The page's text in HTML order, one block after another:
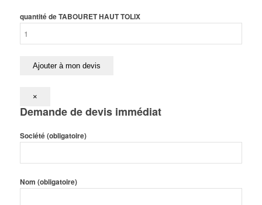
quantité de TABOURET HAUT TOLIX
Ajouter à mon devis
×
Demande de devis immédiat
Société (obligatoire)
Nom (obligatoire)